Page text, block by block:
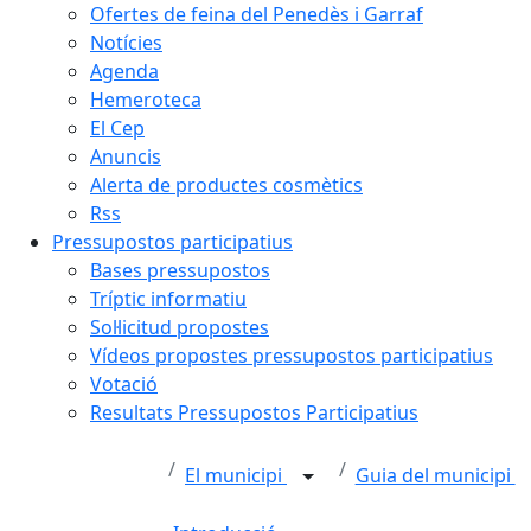
Ofertes de feina del Penedès i Garraf
Notícies
Agenda
Hemeroteca
El Cep
Anuncis
Alerta de productes cosmètics
Rss
Pressupostos participatius
Bases pressupostos
Tríptic informatiu
Sol·licitud propostes
Vídeos propostes pressupostos participatius
Votació
Resultats Pressupostos Participatius
El municipi Guia del municipi